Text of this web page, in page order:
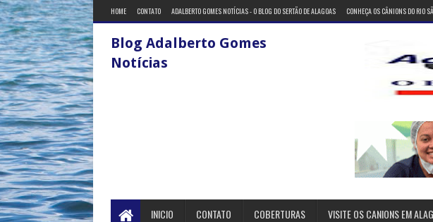
HOME CONTATO ADALBERTO GOMES NOTÍCIAS - O BLOG DO SERTÃO DE ALAGOAS CONHEÇA OS CÂNIONS DO RIO
Blog Adalberto Gomes
Notícias
INICIO CONTATO COBERTURAS VISITE OS CANIONS EM